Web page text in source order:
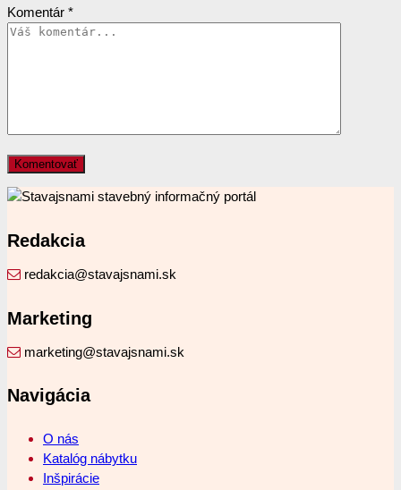
Komentár *
Redakcia
redakcia@stavajsnami.sk
Marketing
marketing@stavajsnami.sk
Navigácia
O nás
Katalóg nábytku
Inšpirácie